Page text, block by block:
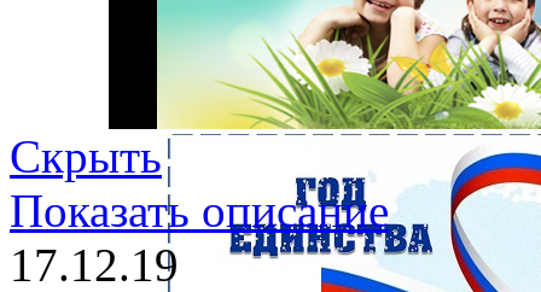
Скрыть
Показать описание
17.12.19